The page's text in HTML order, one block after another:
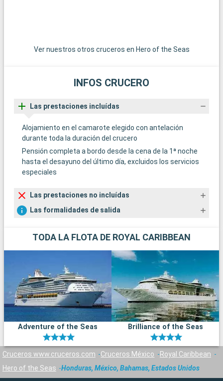
Ver nuestros otros cruceros en Hero of the Seas
INFOS CRUCERO
Las prestaciones incluídas
Alojamiento en el camarote elegido con antelación
durante toda la duración del crucero
Pensión completa a bordo desde la cena de la 1ª noche
hasta el desayuno del último día, excluidos los servicios
especiales
Las prestaciones no incluídas
Las formalidades de salida
TODA LA FLOTA DE ROYAL CARIBBEAN
Adventure of the Seas Brilliance of the Seas
Cruceros www.cruceros.com Cruceros México
Royal Caribbean
Hero of the Seas
Honduras, México, Bahamas, Estados Unidos